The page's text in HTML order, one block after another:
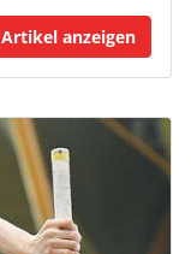
Artikel anzeigen